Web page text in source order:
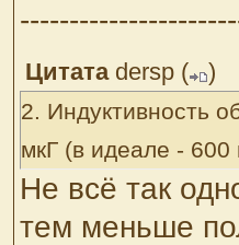
Цитата dersp ( )
2. Индуктивность
мкГ (в идеале - 600
Не всё так
тем меньше